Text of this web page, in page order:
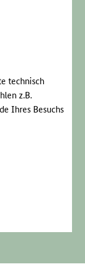
technisch
z.B.
Ihres Besuchs